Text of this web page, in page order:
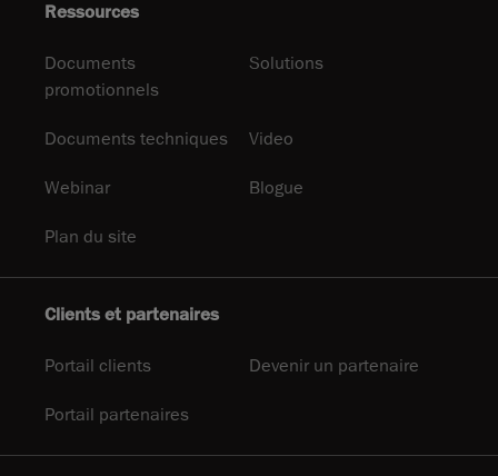
Ressources
Documents
promotionnels
Solutions
Documents techniques Video
Webinar Blogue
Plan du site
Clients et partenaires
Portail clients Devenir un partenaire
Portail partenaires